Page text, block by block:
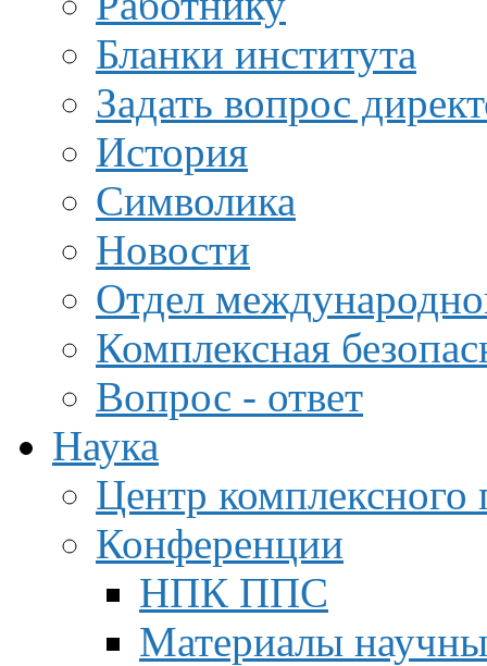
Бланки института
Задать вопрос
История
Символика
Новости
Отдел
Комплексная
Вопрос - ответ
Наука
Центр
Конференции
НПК ППС
Материалы